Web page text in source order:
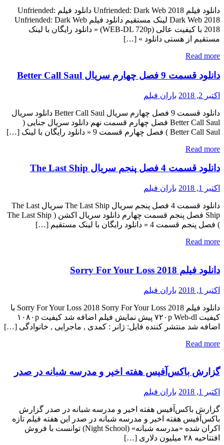
دانلود فیلم Unfriended: Dark Web 2018 دانلود فیلم Unfriended:
Dark Web 2018 لینک مستقیم دانلود فیلم Unfriended: Dark Web
2018 با کیفیت عالی (WEB-DL 720p) « دانلود رایگان با لینک
مستقیم از هستی دانلود » […]
Read more
دانلود قسمت 9 فصل چهارم سریال Better Call Saul
اکتبر 2, 2018 باران فیلم
دانلود قسمت 9 فصل چهارم سریال Better Call Saul دانلود سریال
Better Call Saul فصل چهارم قسمت نهم دانلود سریال جنایی (
Better Call Saul ) فصل چهارم قسمت 9 « دانلود رایگان با لینک […]
Read more
دانلود قسمت 4 فصل پنجم سریال The Last Ship
اکتبر 1, 2018 باران فیلم
دانلود قسمت 4 فصل پنجم سریال The Last Ship سریال The Last
Ship فصل پنجم قسمت چهارم دانلود سریال اکشن ( The Last Ship
) فصل پنجم قسمت 4 « دانلود رایگان با لینک مستقیم […]
Read more
دانلود فیلم Sorry For Your Loss 2018
اکتبر 1, 2018 باران فیلم
دانلود فیلم Sorry For Your Loss 2018 Sorry For Your Loss 2018 با
کیفیت ۷۲۰p Web-dl پیش نمایش فیلم اضافه شد کیفیت ۱۰۸۰p
اضافه شد منتشر کننده فایل: ژانر : کمدی , ماجرایی , خانوادگی […]
Read more
گزارش باکس‌آفیس هفته اخیر و مدرسه شبانه در صدر
اکتبر 1, 2018 باران فیلم
گزارش باکس‌آفیس هفته اخیر و مدرسه شبانه در صدر گزارش
باکس‌آفیس هفته اخیر و مدرسه شبانه در صدر این هفته فیلم تازه
اکران شده «مدرسه شبانه» (Night School) توانست با فروش
افتتاحیه ۲۸ میلیون دلاری […]